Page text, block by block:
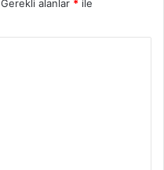
Gerekli alanlar * ile